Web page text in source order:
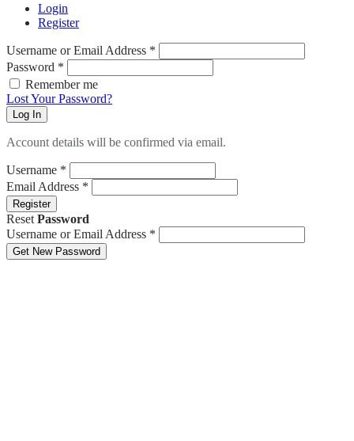
Login
Register
Username or Email Address *
Password *
Remember me
Lost Your Password?
Log In
Account details will be confirmed via email.
Username *
Email Address *
Register
Reset Password
Username or Email Address *
Get New Password